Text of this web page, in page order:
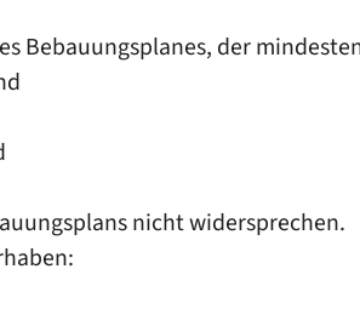
Bebauungsplanes, der
nicht widersprechen.